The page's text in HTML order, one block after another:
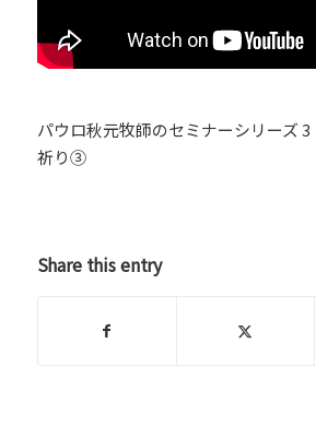
パウロ秋元牧師のセミナーシリーズ 3
祈り③
Share this entry